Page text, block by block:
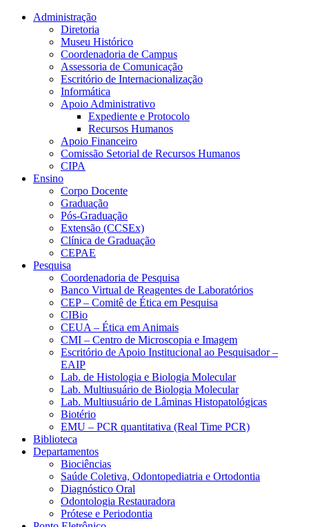
Conteúdo principal Menu principal
Administração
Diretoria
Museu Histórico
Coordenadoria de Campus
Assessoria de Comunicação
Escritório de Internacionalização
Informática
Apoio Administrativo
Expediente e Protocolo
Recursos Humanos
Apoio Financeiro
Comissão Setorial de Recursos Humanos
CIPA
Ensino
Corpo Docente
Graduação
Pós-Graduação
Extensão (CCSEx)
Clínica de Graduação
CEPAE
Pesquisa
Coordenadoria de Pesquisa
Banco Virtual de Reagentes de Laboratórios
CEP – Comitê de Ética em Pesquisa
CIBio
CEUA – Ética em Animais
CMI – Centro de Microscopia e Imagem
Escritório de Apoio Institucional ao Pesquisador –
EAIP
Lab. de Histologia e Biologia Molecular
Lab. Multiusuário de Biologia Molecular
Lab. Multiusuário de Lâminas Histopatológicas
Biotério
EMU – PCR quantitativa (Real Time PCR)
Biblioteca
Departamentos
Biociências
Saúde Coletiva, Odontopediatria e Ortodontia
Diagnóstico Oral
Odontologia Restauradora
Prótese e Periodontia